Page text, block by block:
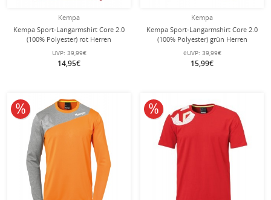
Kempa
Kempa Sport-Langarmshirt Core 2.0
(100% Polyester) rot Herren
UVP: 39,99€
14,95€
Kempa
Kempa Sport-Langarmshirt Core 2.0
(100% Polyester) grün Herren
eUVP: 39,99€
15,99€
10% reduziert 10% reduziert